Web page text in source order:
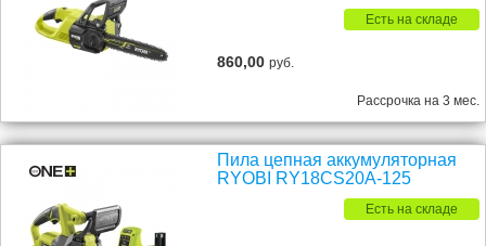
Есть на складе
860,00руб.
Рассрочка на 3 мес.
Пила цепная аккумуляторная
RYOBI RY18CS20A-125
Есть на складе